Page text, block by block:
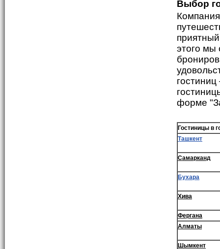
Выбор
этого мы
форме
Гостиницы в
Ташкент
Самарканд
Бухара
Хива
Фергана
Алматы
Шымкент